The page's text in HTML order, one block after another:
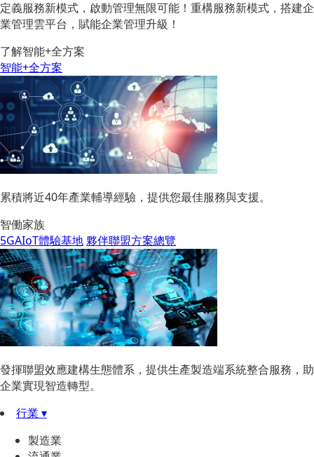
定義服務新模式，啟動管理無限可能！重構服務新模式，搭建企
業管理雲平台，賦能企業管理升級！
了解智能+全方案
智能+全方案
累積將近40年產業輔導經驗，提供您最佳服務與支援。
智働家族
5GAIoT體驗基地夥伴聯盟方案總覽
發揮聯盟效應建構生態體系，提供生產製造端系統整合服務，助
企業實現智造轉型。
行業 ▾
製造業